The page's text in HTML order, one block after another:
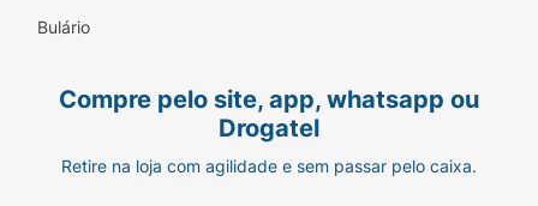
Bulário
Compre pelo site, app, whatsapp ou
Drogatel
Retire na loja com agilidade e sem passar pelo caixa.